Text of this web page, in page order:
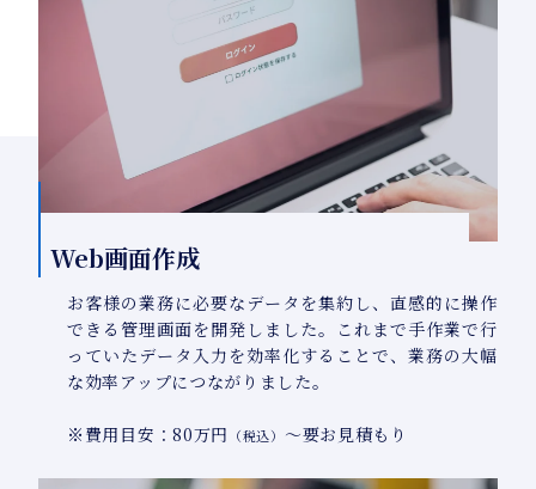
Web画面作成
お客様の業務に必要なデータを集約し、直感的に操作
できる管理画面を開発しました。これまで手作業で行
っていたデータ入力を効率化することで、業務の大幅
な効率アップにつながりました。
※費用目安：80万円 （税込） ～要お見積もり